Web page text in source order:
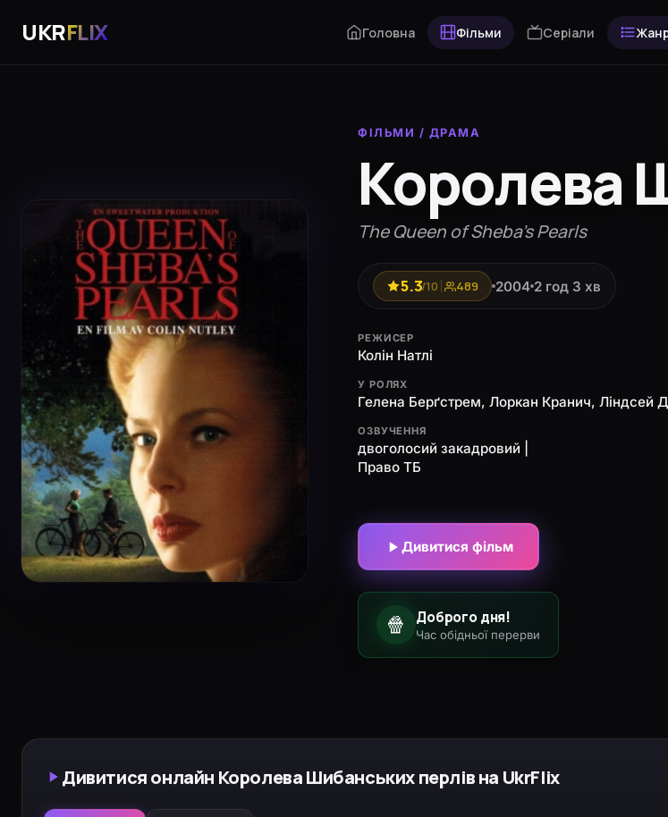
UKRFLIX Головна Фільми Серіали
ФІЛЬМИ / ДРАМА
Королева
The Queen of Sheba's Pearls
5.3/10 489 2004 2 год 3 хв
РЕЖИСЕР
Колін Натлі
У РОЛЯХ
Гелена Берґстрем, Лоркан Кранич, Ліндсей
ОЗВУЧЕННЯ
двоголосий закадровий |
Право ТБ
Дивитися фільм
🍿 Доброго дня!
Час обідньої перерви
Дивитися онлайн Королева Шибанських перлів на UkrFlix